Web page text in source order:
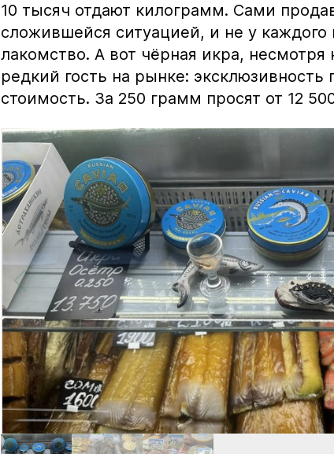
10 тысяч отдают килограмм. Сами
сложившейся ситуацией, и не у каждого
лакомство. А вот чёрная икра,
редкий гость на рынке:
стоимость. За 250 грамм просят от 12